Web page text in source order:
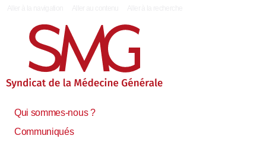
Qui sommes-nous ?
Communiqués